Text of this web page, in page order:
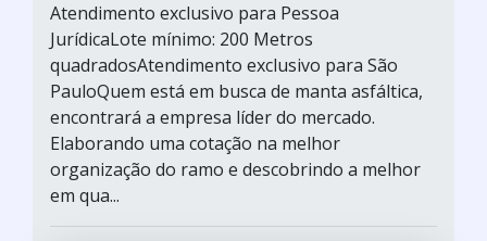
Atendimento exclusivo para Pessoa
JurídicaLote mínimo: 200 Metros
quadradosAtendimento exclusivo para São
PauloQuem está em busca de manta asfáltica,
encontrará a empresa líder do mercado.
Elaborando uma cotação na melhor
organização do ramo e descobrindo a melhor
em qua...